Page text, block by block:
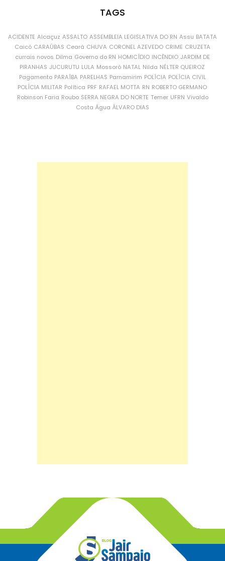
TAGS
ACIDENTE Alcaçuz ASSALTO ASSEMBLEIA LEGISLATIVA DO RN Assu BATATA
Caicó CARAÚBAS Ceará CHUVA CORONEL AZEVEDO CRIME CRUZETA
currais novos Dilma Governo do RN HOMICÍDIO INCÊNDIO JARDIM DE
PIRANHAS JUCURUTU LULA Mossoró NATAL Nilda NÉLTER QUEIROZ
Pagamento PARAÍBA PARELHAS Parnamirim POLÍCIA POLÍCIA CIVIL
POLÍCIA MILITAR Política PRF RAFAEL MOTTA RN ROBERTO GERMANO
Robinson Faria Roubo SERRA NEGRA DO NORTE Temer UFRN Vivaldo
Costa Água ÁLVARO DIAS